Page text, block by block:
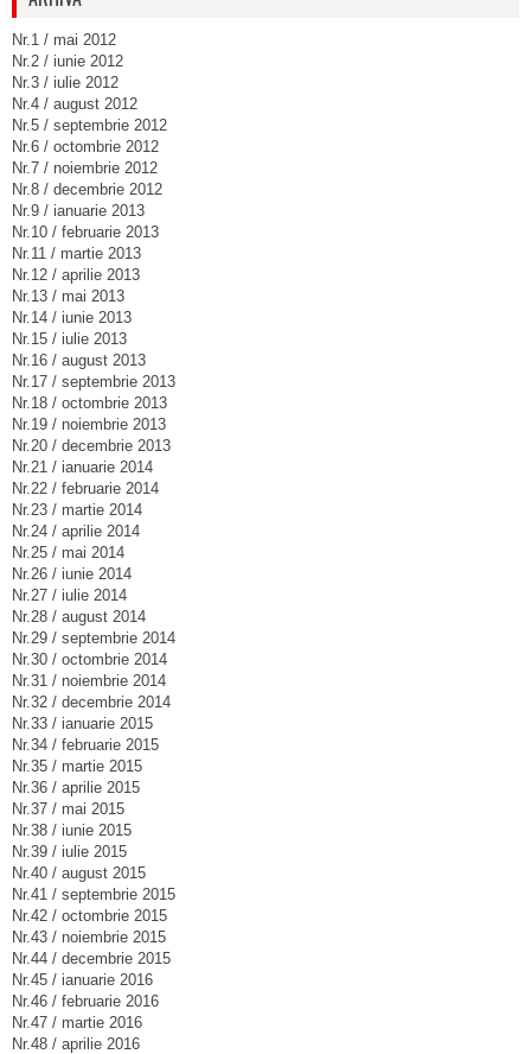
Nr.1 / mai 2012
Nr.2 / iunie 2012
Nr.3 / iulie 2012
Nr.4 / august 2012
Nr.5 / septembrie 2012
Nr.6 / octombrie 2012
Nr.7 / noiembrie 2012
Nr.8 / decembrie 2012
Nr.9 / ianuarie 2013
Nr.10 / februarie 2013
Nr.11 / martie 2013
Nr.12 / aprilie 2013
Nr.13 / mai 2013
Nr.14 / iunie 2013
Nr.15 / iulie 2013
Nr.16 / august 2013
Nr.17 / septembrie 2013
Nr.18 / octombrie 2013
Nr.19 / noiembrie 2013
Nr.20 / decembrie 2013
Nr.21 / ianuarie 2014
Nr.22 / februarie 2014
Nr.23 / martie 2014
Nr.24 / aprilie 2014
Nr.25 / mai 2014
Nr.26 / iunie 2014
Nr.27 / iulie 2014
Nr.28 / august 2014
Nr.29 / septembrie 2014
Nr.30 / octombrie 2014
Nr.31 / noiembrie 2014
Nr.32 / decembrie 2014
Nr.33 / ianuarie 2015
Nr.34 / februarie 2015
Nr.35 / martie 2015
Nr.36 / aprilie 2015
Nr.37 / mai 2015
Nr.38 / iunie 2015
Nr.39 / iulie 2015
Nr.40 / august 2015
Nr.41 / septembrie 2015
Nr.42 / octombrie 2015
Nr.43 / noiembrie 2015
Nr.44 / decembrie 2015
Nr.45 / ianuarie 2016
Nr.46 / februarie 2016
Nr.47 / martie 2016
Nr.48 / aprilie 2016